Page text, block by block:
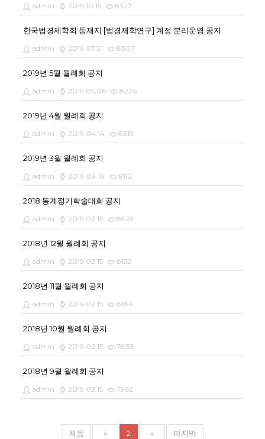
admin 2019.10.15 8327
한국법경제학회 등재지 [법경제학연구] 계정 분리운영 공지
admin 2019.07.31 8307
2019년 5월 월례회 공지
admin 2019.05.06 8236
2019년 4월 월례회 공지
admin 2019.04.14 8315
2019년 3월 월례회 공지
admin 2019.04.14 8112
2018 동계정기학술대회 공지
admin 2019.02.15 8925
2018년 12월 월례회 공지
admin 2019.02.15 8152
2018년 11월 월례회 공지
admin 2019.02.15 8184
2018년 10월 월례회 공지
admin 2019.02.15 7838
2018년 9월 월례회 공지
admin 2019.02.15 7962
처음 « 2 » 마지막